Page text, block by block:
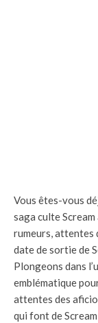
Vous êtes-vous
saga culte
rumeurs, attentes
date de sortie de
Plongeons dans
emblématique
attentes des
qui font de